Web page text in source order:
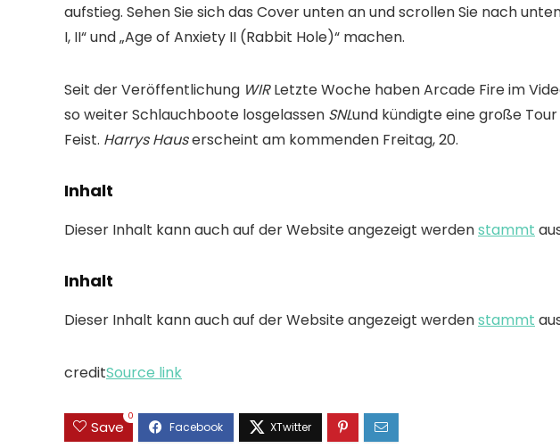
aufstieg. Sehen Sie sich das Cover unten an und scrollen Sie nach
I, II“ und „Age of Anxiety II (Rabbit Hole)“ machen.
Seit der Veröffentlichung WIRLetzte Woche haben Arcade Fire im
so weiter Schlauchboote losgelassen SNLund kündigte eine große
Feist. Harrys Hauserscheint am kommenden Freitag, 20.
Inhalt
Dieser Inhalt kann auch auf der Website angezeigt werdenstammt
Inhalt
Dieser Inhalt kann auch auf der Website angezeigt werdenstammt
creditSource link
Save
0